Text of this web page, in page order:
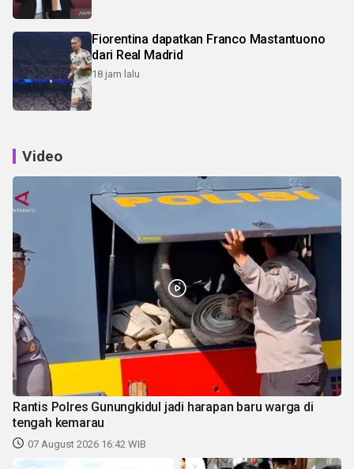
Fiorentina dapatkan Franco Mastantuono
dari Real Madrid
18 jam lalu
Video
Rantis Polres Gunungkidul jadi harapan baru warga di
tengah kemarau
07 August 2026 16:42 WIB